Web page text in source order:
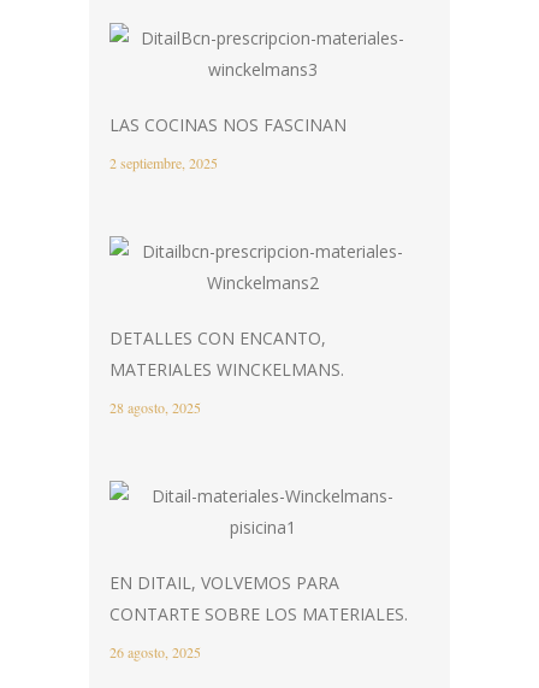
LAS COCINAS NOS FASCINAN
2 septiembre, 2025
DETALLES CON ENCANTO,
MATERIALES WINCKELMANS.
28 agosto, 2025
EN DITAIL, VOLVEMOS PARA
CONTARTE SOBRE LOS MATERIALES.
26 agosto, 2025